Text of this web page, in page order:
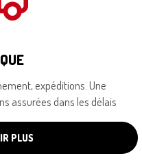
expéditions. Une
assurées dans les délais
PLUS